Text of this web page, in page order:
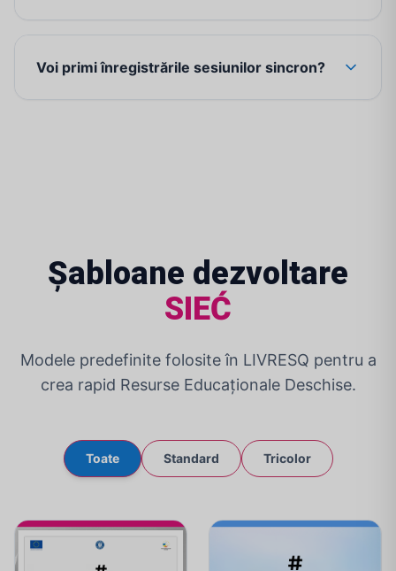
Voi primi înregistrările sesiunilor sincron?
Șabloane dezvoltare
SIEĆ
Modele predefinite folosite în LIVRESQ pentru a
crea rapid Resurse Educaționale Deschise.
Toate Standard Tricolor